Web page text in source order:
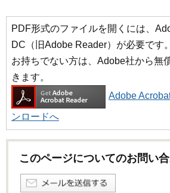
PDF形式のファイルを開くには、
DC（旧Adobe Reader）が必要です。
お持ちでない方は、Adobe社から無
きます。
Adobe
ンロードへ
このページについてのお問い